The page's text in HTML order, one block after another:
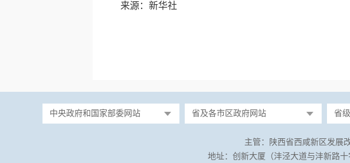
来源：新华社
中央政府和国家部委网站 省及各市区政府网站 省
主管：陕西省西咸新区发展
地址：创新大厦（沣泾大道与沣新路